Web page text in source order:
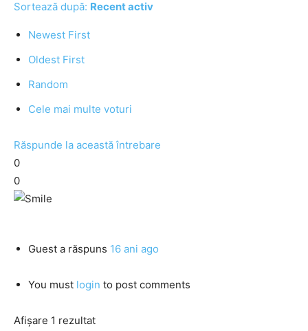
Sortează după: Recent activ
Newest First
Oldest First
Random
Cele mai multe voturi
Răspunde la această întrebare
0
0
Guest a răspuns 16 ani ago
You must login to post comments
Afișare 1 rezultat